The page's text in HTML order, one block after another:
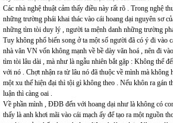
Các nhà nghệ thuật cảm thấy điều này rất rõ . Trong nghệ
những trường phái khai thác vào cái hoang dại nguyên sơ
những tìm tòi duy lý , người ta mệnh danh những trường
Tuy không phổ biến song ở ta một số người đã có ý đi vào
nhà văn VN vốn không mạnh về bề dày văn hoá , nên đi
tìm tòi lâu dài , mà như là ngẫu nhiên bắt gặp : Không thể
với nó . Chợt nhận ra từ lâu nó đã thuộc về mình mà không
một xu thế hiện đại thì tội gì không theo . Nếu khôn ra gán
luận thì càng oai .
Về phần mình , ĐĐB đến với hoang dại như là không có
thấy là anh khơi mãi vào cái mạch ấy để tạo ra một nguồn